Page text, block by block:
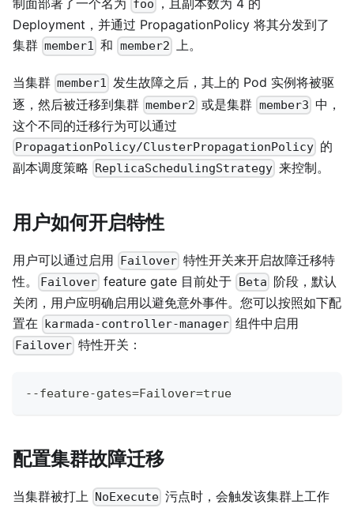
制面部署了一个名为 foo
，且副本数为 4 的
Deployment，并通过 PropagationPolicy 将其分发到了
集群 member1 和 member2 上。
当集群 member1 发生故障之后，其上的 Pod 实例将被驱
逐，然后被迁移到集群 member2 或是集群 member3 中，
这个不同的迁移行为可以通过
PropagationPolicy/ClusterPropagationPolicy 的
副本调度策略 ReplicaSchedulingStrategy 来控制。
用户如何开启特性
用户可以通过启用 Failover 特性开关来开启故障迁移特
性。
Failover feature gate 目前处于 Beta 阶段，默认
关闭，用户应明确启用以避免意外事件。您可以按照如下配
置在
karmada-controller-manager 组件中启用
Failover 特性开关：
--feature-gates=Failover=true
配置集群故障迁移
当集群被打上 NoExecute 污点时，会触发该集群上工作